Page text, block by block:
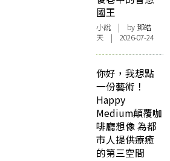
國王
小說 | by 鄧皓
天 | 2026-07-24
你好，我想點
一份藝術！
Happy
Medium顛覆咖
啡廳想像 為都
市人提供療癒
的第三空間